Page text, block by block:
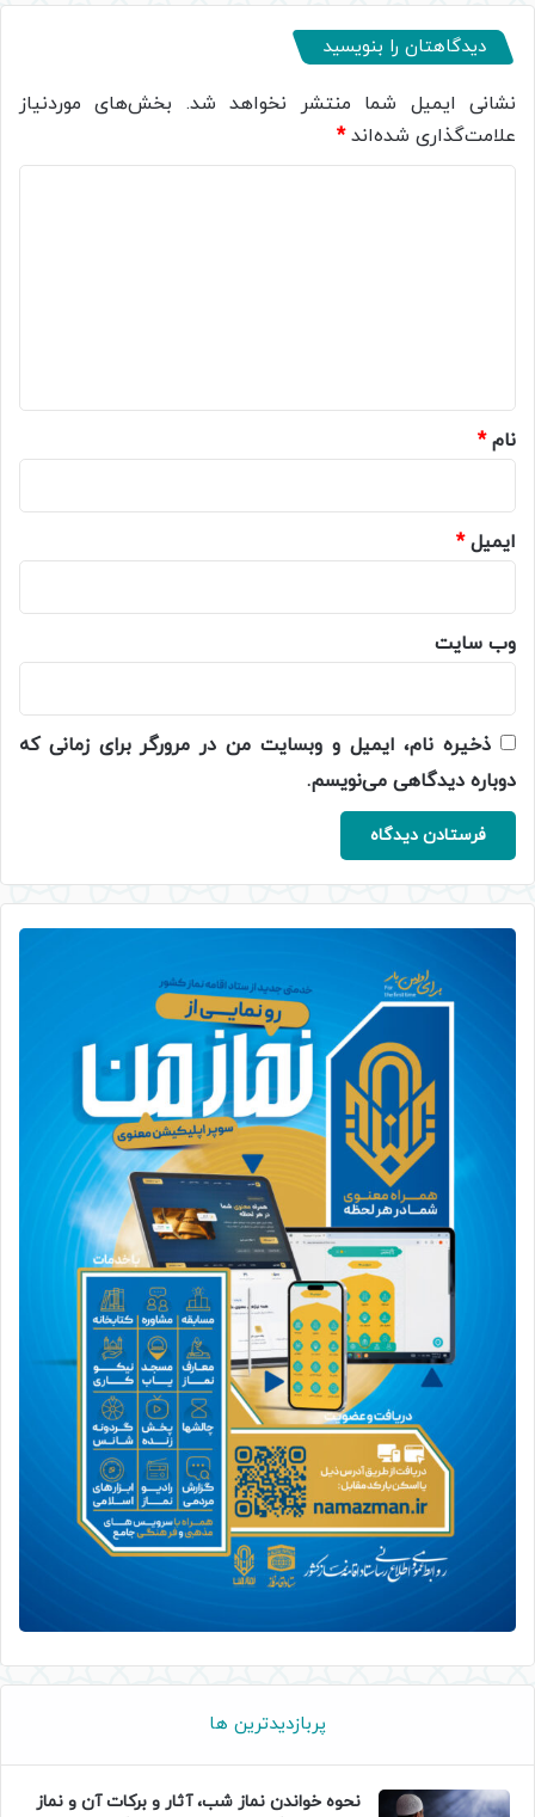
دیدگاهتان را بنویسید
نشانی ایمیل شما منتشر نخواهد شد. بخش‌های موردنیاز
علامت‌گذاری شده‌اند*
نام*
ایمیل*
وب‌ سایت
ذخیره نام، ایمیل و وبسایت من در مرورگر برای زمانی که
دوباره دیدگاهی می‌نویسم.
پربازدیدترین ها
نحوه خواندن نماز شب، آثار و برکات آن و نماز